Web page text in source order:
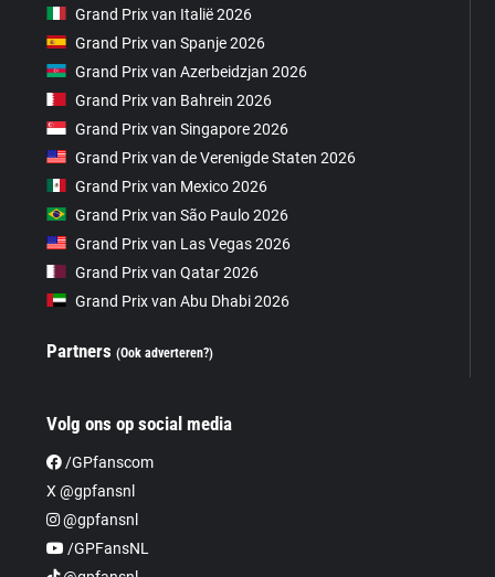
Grand Prix van Italië 2026
Grand Prix van Spanje 2026
Grand Prix van Azerbeidzjan 2026
Grand Prix van Bahrein 2026
Grand Prix van Singapore 2026
Grand Prix van de Verenigde Staten 2026
Grand Prix van Mexico 2026
Grand Prix van São Paulo 2026
Grand Prix van Las Vegas 2026
Grand Prix van Qatar 2026
Grand Prix van Abu Dhabi 2026
Partners(Ook adverteren?)
Volg ons op social media
/GPfanscom
X @gpfansnl
@gpfansnl
/GPFansNL